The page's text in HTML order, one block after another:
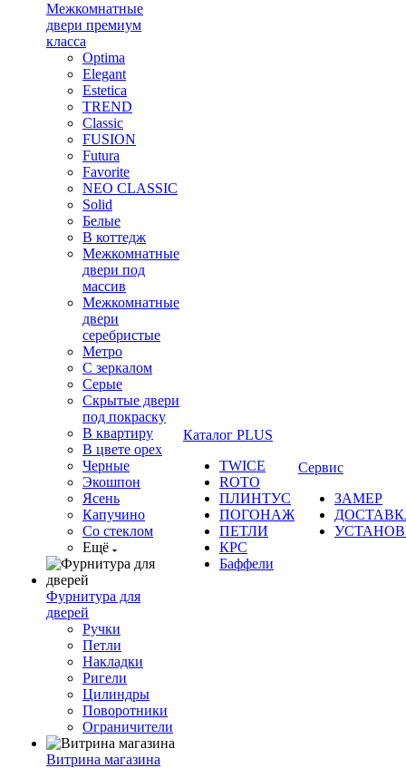
Межкомнатные
двери премиум
класса
Optima
Elegant
Estetica
TREND
Classic
FUSION
Futura
Favorite
NEO CLASSIC
Solid
Белые
В коттедж
Межкомнатные
двери под
массив
Межкомнатные
двери
серебристые
Метро
С зеркалом
Серые
Скрытые двери
под покраску
В квартиру
В цвете орех
Черные
Экошпон
Ясень
Капучино
Со стеклом
Ещё
Фурнитура для
дверей
Ручки
Петли
Накладки
Ригели
Цилиндры
Поворотники
Ограничители
Витрина магазина
Каталог PLUS
TWICE
ROTO
ПЛИНТУС
ПОГОНАЖ
ПЕТЛИ
КРС
Баффели
Сервис
ЗАМЕР